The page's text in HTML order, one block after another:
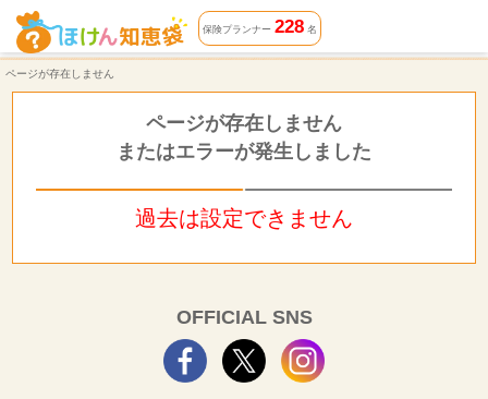
ページが存在しません | ほけん知恵袋
保険プランナー 228名
ページが存在しません
ページが存在しません
またはエラーが発生しました
過去は設定できません
OFFICIAL SNS